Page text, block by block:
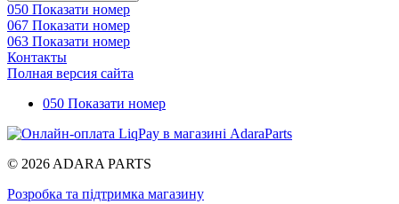
050 Показати номер
067 Показати номер
063 Показати номер
Контакты
Полная версия сайта
050 Показати номер
© 2026 ADARA PARTS
Розробка та підтримка магазину